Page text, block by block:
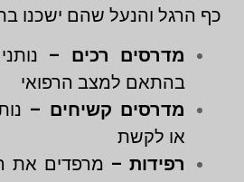
כף הרגל והנעל שהם ישכנו
מדרסים רכים –
בהתאם למצב הרפואי
מדרסים קשיחים –
או לקשת
רפידות – מרפדים את